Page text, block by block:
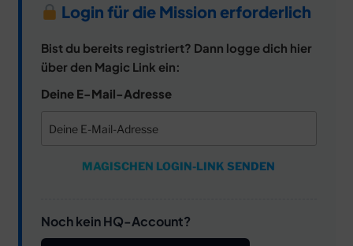
Login für die Mission erforderlich
Bist du bereits registriert? Dann logge dich hier
über den Magic Link ein:
Deine E-Mail-Adresse
MAGISCHEN LOGIN-LINK SENDEN
Noch kein HQ-Account?